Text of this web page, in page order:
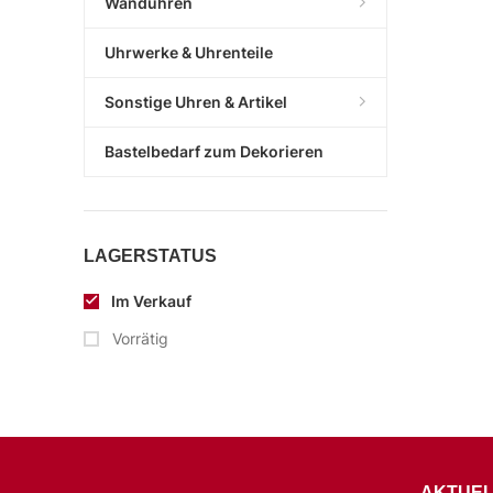
Uhrwerke & Uhrenteile
Sonstige Uhren & Artikel
Bastelbedarf zum Dekorieren
LAGERSTATUS
Im Verkauf
Vorrätig